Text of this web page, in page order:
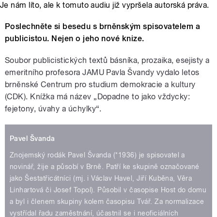
Je nám líto, ale k tomuto audiu již vypršela autorská práva.
Poslechněte si besedu s brněnským spisovatelem a
publicistou. Nejen o jeho nové knize.
Soubor publicistických textů básníka, prozaika, esejisty a
emeritního profesora JAMU Pavla Švandy vydalo letos
brněnské Centrum pro studium demokracie a kultury
(CDK). Knížka má název „Dopadne to jako vždycky:
fejetony, úvahy a úchylky“.
Pavel Švanda
Znojemský rodák Pavel Švanda (*1936) je spisovatel a
novinář, žije a působí v Brně. Patří ke skupině označované
jako Šestatřicátníci (mj. i Václav Havel, Jiří Kuběna, Věra
Linhartová či Josef Topol). Působil v časopise Host do domu
a byl i členem skupiny kolem časopisu Tvář. Za normalizace
vystřídal řadu zaměstnání, účastnil se i neoficiálních